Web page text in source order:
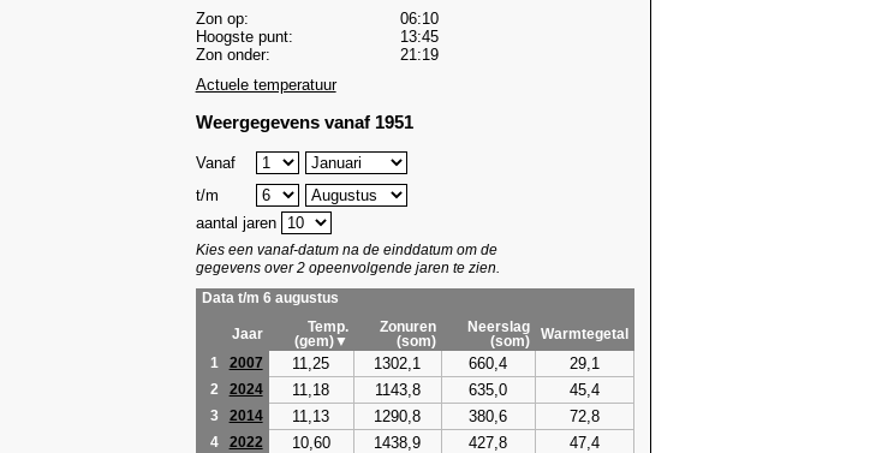
Zon op:
06:10
Hoogste punt:
13:45
Zon onder:
21:19
Actuele temperatuur
Weergegevens vanaf 1951
Vanaf
t/m
aantal jaren
Kies een vanaf-datum na de einddatum om de
gegevens over 2 opeenvolgende jaren te zien.
Data t/m 6 augustus
Jaar
Temp.
(gem)▼
Zonuren
(som)
Neerslag
(som)
Warmtegetal
1
2007 11,25 1302,1 660,4 29,1
2 2024 11,18 1143,8 635,0 45,4
3 2014 11,13 1290,8 380,6 72,8
4 2022 10,60 1438,9 427,8 47,4